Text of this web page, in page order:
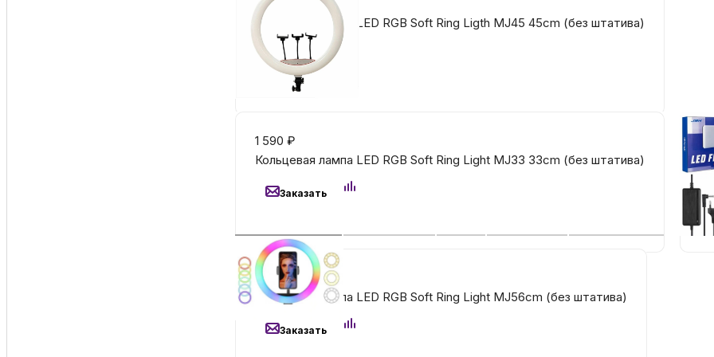
Сумки и
Для дома и
Для домашних
3 990
Кольцевая лампа LED RGB Soft Ring Ligth MJ45 45cm (без штатива)
Заказать
1 590 ₽
Кольцевая лампа LED RGB Soft Ring Light MJ33 33cm (без штатива)
Заказать
4 190₽
Кольцевая лампа LED RGB Soft Ring Light MJ56cm (без штатива)
Заказать